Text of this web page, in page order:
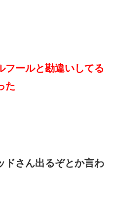
フールと勘違いしてる
た
ドさん出るぞとか言わ